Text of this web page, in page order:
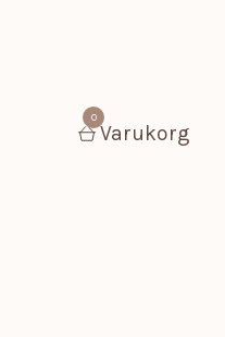
0
Varukorg